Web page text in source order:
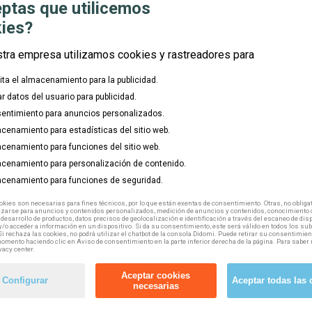
encontrarás en su ficha para realizar tu preinscripción.
business_center
explore
location_on
mouse
que utilicemos
empresa utilizamos cookies y rastreadores para
el almacenamiento para la publicidad.
datos del usuario para publicidad.
para anuncios personalizados.
para estadísticas del sitio web.
para funciones del sitio web.
para personalización de contenido.
para funciones de seguridad.
son necesarias para fines técnicos, por lo que están exentas de consentimiento. Otras, no
para anuncios y contenidos personalizados, medición de anuncios y contenidos, conocimiento
de productos, datos precisos de geolocalización e identificación a través del escaneo de
o acceder a información en un dispositivo. Si da su consentimiento, este será válido en todos los
rechaza las cookies, no podrá utilizar el chatbot de la consola Didomi. Puede retirar su
haciendo clic en Aviso de consentimiento en la parte inferior derecha de la página. Para
center.
Configurar
Aceptar cookies
necesarias
Aceptar todas las